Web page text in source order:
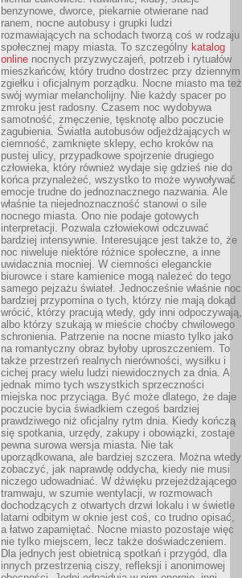
benzynowe, dworce, piekarnie otwierane nad
ranem, nocne autobusy i grupki ludzi
rozmawiających na schodach tworzą coś w rodzaju
społecznej mapy miasta. To szczególny katalog
online nocnych przyzwyczajeń, potrzeb i rytuałów
mieszkańców, który trudno dostrzec przy dziennym
zgiełku i oficjalnym porządku. Nocne miasto ma też
swój wymiar melancholijny. Nie każdy spacer po
zmroku jest radosny. Czasem noc wydobywa
samotność, zmęczenie, tęsknotę albo poczucie
zagubienia. Światła autobusów odjeżdżających w
ciemność, zamknięte sklepy, echo kroków na
pustej ulicy, przypadkowe spojrzenie drugiego
człowieka, który również wydaje się gdzieś nie do
końca przynależeć, wszystko to może wywoływać
emocje trudne do jednoznacznego nazwania. Ale
właśnie ta niejednoznaczność stanowi o sile
nocnego miasta. Ono nie podaje gotowych
interpretacji. Pozwala człowiekowi odczuwać
bardziej intensywnie. Interesujące jest także to, że
noc niweluje niektóre różnice społeczne, a inne
uwidacznia mocniej. W ciemności eleganckie
biurowce i stare kamienice mogą należeć do tego
samego pejzażu świateł. Jednocześnie właśnie noc
bardziej przypomina o tych, którzy nie mają dokąd
wrócić, którzy pracują wtedy, gdy inni odpoczywają,
albo którzy szukają w mieście choćby chwilowego
schronienia. Patrzenie na nocne miasto tylko jako
na romantyczny obraz byłoby uproszczeniem. To
także przestrzeń realnych nierówności, wysiłku i
cichej pracy wielu ludzi niewidocznych za dnia. A
jednak mimo tych wszystkich sprzeczności
miejska noc przyciąga. Być może dlatego, że daje
poczucie bycia świadkiem czegoś bardziej
prawdziwego niż oficjalny rytm dnia. Kiedy kończą
się spotkania, urzędy, zakupy i obowiązki, zostaje
pewna surowa wersja miasta. Nie tak
uporządkowana, ale bardziej szczera. Można wtedy
zobaczyć, jak naprawdę oddycha, kiedy nie musi
niczego udowadniać. W dźwięku przejeżdżającego
tramwaju, w szumie wentylacji, w rozmowach
dochodzących z otwartych drzwi lokalu i w świetle
latarni odbitym w oknie jest coś, co trudno opisać,
a łatwo zapamiętać. Nocne miasto pozostaje więc
nie tylko miejscem, lecz także doświadczeniem.
Dla jednych jest obietnicą spotkań i przygód, dla
innych przestrzenią ciszy, refleksji i anonimowej